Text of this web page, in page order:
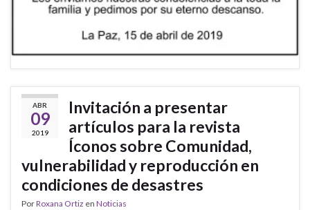
ABR
09
2019
Invitación a presentar
artículos para la revista
Íconos sobre Comunidad,
vulnerabilidad y reproducción en
condiciones de desastres
PorRoxana Ortiz en Noticias